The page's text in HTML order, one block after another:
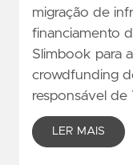
migração de
financiamento
Slimbook para
crowdfunding
responsável
LER MAIS